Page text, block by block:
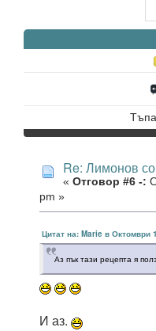
Re: Лимонов
« Отговор #6 -:
pm »
Цитат на: Marie в Октомври
Аз пък тази рецепта я
И аз.